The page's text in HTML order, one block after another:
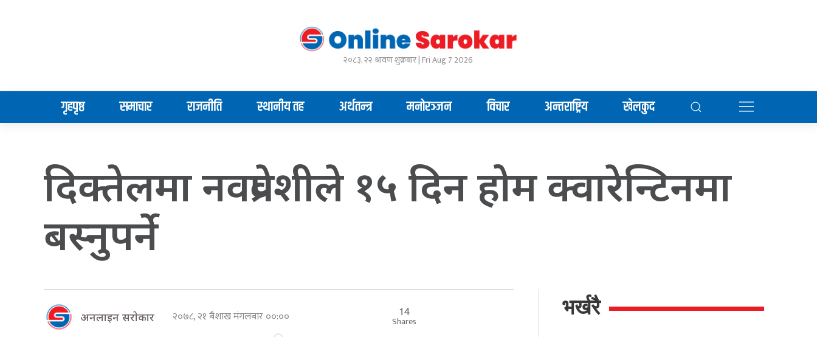
२०८३, २२ श्रावण शुक्रबार | Fri Aug 7 2026
गृहपृष्ठ समाचार राजनीति स्थानीय तह अर्थतन्त्र मनोरञ्जन विचार अन्तराष्ट्रिय खेलकुद
दिक्तेलमा नवप्रवेशीले १५ दिन होम क्वारेन्टिनमा
बस्नुपर्ने
अनलाइन सराेकार २०७८, २१ बैशाख मंगलबार ००:०० 14
Shares
भर्खरै